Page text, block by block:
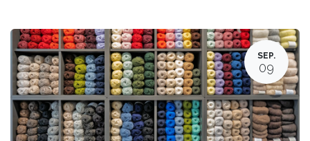
SEP.
09